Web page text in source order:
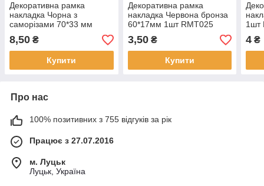
Декоративна рамка
накладка Чорна з
саморізами 70*33 мм
RMT016
8,50 ₴
Купити
Декоративна рамка
накладка Червона бронза
60*17мм 1шт RMT025
3,50₴
Купити
1шт
4 ₴
Про нас
100% позитивних з 755 відгуків за рік
Працює з 27.07.2016
м. Луцьк
Луцьк, Україна